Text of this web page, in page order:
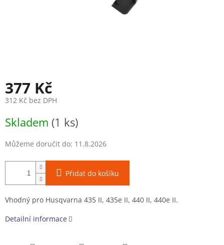
377 Kč
312 Kč bez DPH
cena:
Skladem (1 ks)
Můžeme doručit do: 11.8.2026
Přidat do košíku
Vhodný pro Husqvarna 435 II, 435e II, 440 II, 440e II.
Detailní informace